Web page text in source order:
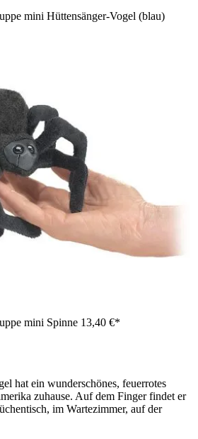
mini Hüttensänger-Vogel (blau)
mini Spinne 13,40 €*
hat ein wunderschönes, feuerrotes
zuhause. Auf dem Finger findet er
im Wartezimmer, auf der